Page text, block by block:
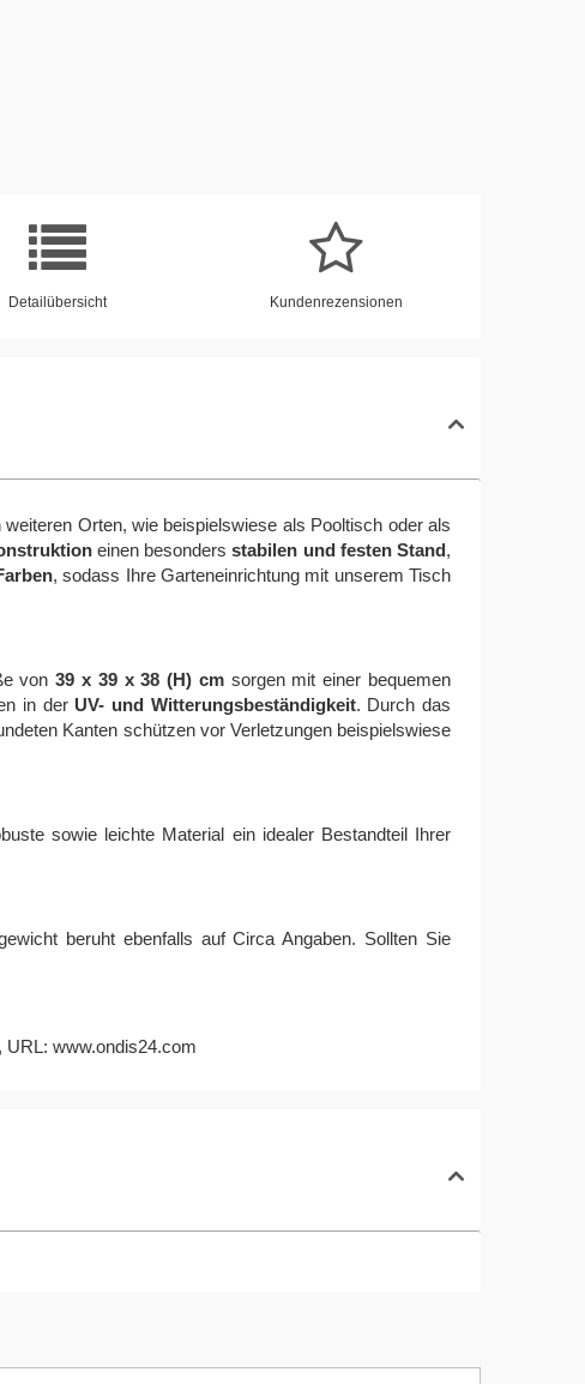
Detailübersicht Kundenrezensionen
Orten, wie beispielswiese als Pooltisch oder als
einen besondersstabilen und festen Stand,
, sodass Ihre Garteneinrichtung mit unserem Tisch
von39 x 39 x 38 (H) cmsorgen mit einer bequemen
in der UV- und Witterungsbeständigkeit. Durch das
Kanten schützen vor Verletzungen beispielswiese
sowie leichte Material ein idealer Bestandteil Ihrer
beruht ebenfalls auf Circa Angaben. Sollten Sie
, URL: www.ondis24.com